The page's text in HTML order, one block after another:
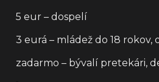
5 eur – dospelí
3 eurá – mládež do 18 rokov,
zadarmo – bývalí pretekári,